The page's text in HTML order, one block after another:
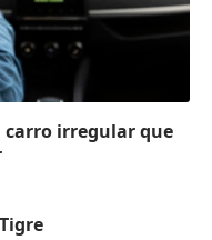
carro irregular que